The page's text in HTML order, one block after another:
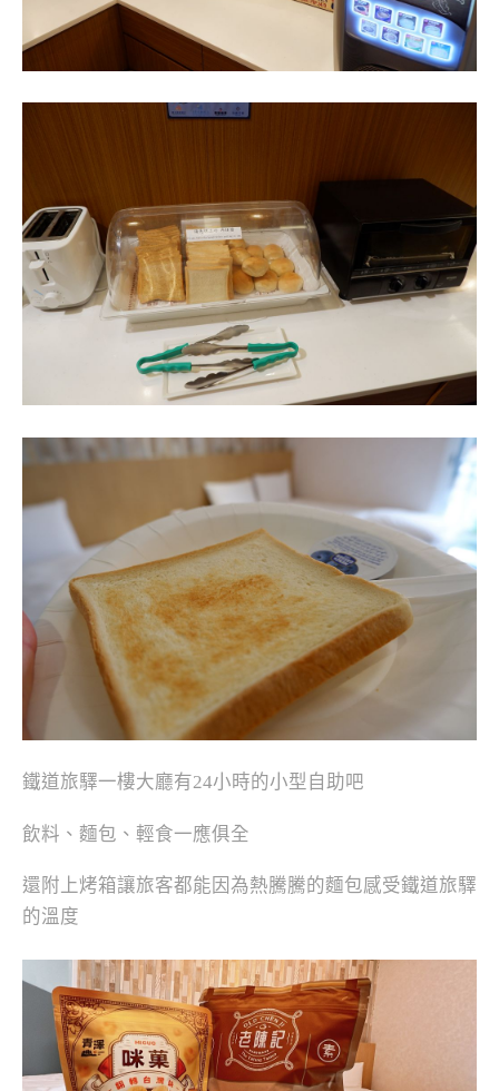
鐵道旅驛一樓大廳有24小時的小型自助吧
飲料、麵包、輕食一應俱全
還附上烤箱讓旅客都能因為熱騰騰的麵包感受鐵道旅驛
的溫度